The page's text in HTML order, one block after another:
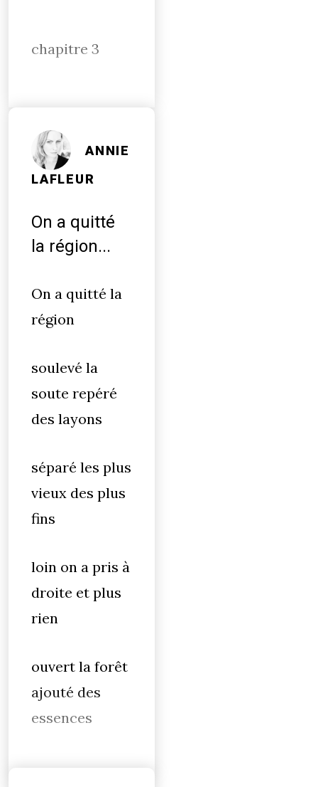
chapitre 3
ANNIE
LAFLEUR
On a quitté
la région...
On a quitté la
région
soulevé la
soute repéré
des layons
séparé les plus
vieux des plus
fins
loin on a pris à
droite et plus
rien
ouvert la forêt
ajouté des
essences